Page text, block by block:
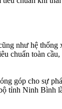
như hệ
chuẩn toàn
góp cho sự
tỉnh Ninh Bình